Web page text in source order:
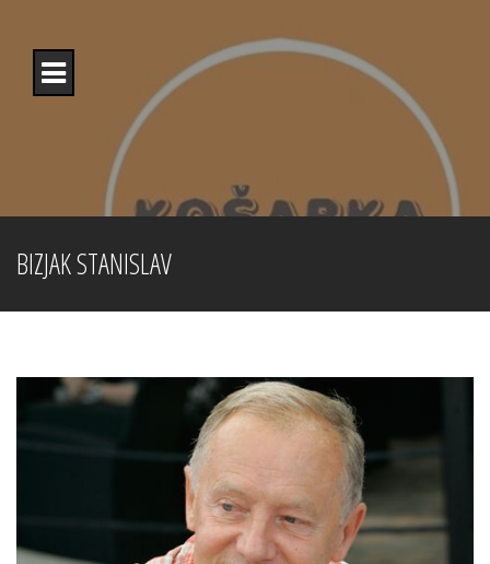
content
BIZJAK STANISLAV